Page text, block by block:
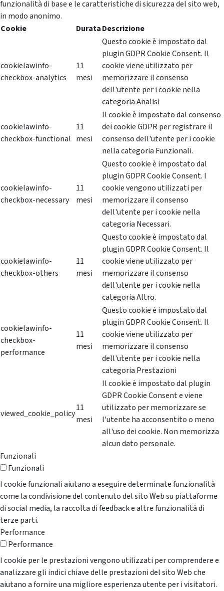
funzionalità di base e le caratteristiche di sicurezza del sito web,
in modo anonimo.
Cookie
DurataDescrizione
cookielawinfo-
checkbox-analytics
11
mesi
Questo cookie è impostato dal
plugin GDPR Cookie Consent. Il
cookie viene utilizzato per
memorizzare il consenso
dell'utente per i cookie nella
categoria Analisi
cookielawinfo-
checkbox-functional
11
mesi
Il cookie è impostato dal consenso
dei cookie GDPR per registrare il
consenso dell'utente per i cookie
nella categoria Funzionali.
cookielawinfo-
checkbox-necessary
11
mesi
Questo cookie è impostato dal
plugin GDPR Cookie Consent. I
cookie vengono utilizzati per
memorizzare il consenso
dell'utente per i cookie nella
categoria Necessari.
cookielawinfo-
checkbox-others
11
mesi
Questo cookie è impostato dal
plugin GDPR Cookie Consent. Il
cookie viene utilizzato per
memorizzare il consenso
dell'utente per i cookie nella
categoria Altro.
cookielawinfo-
checkbox-
performance
11
mesi
Questo cookie è impostato dal
plugin GDPR Cookie Consent. Il
cookie viene utilizzato per
memorizzare il consenso
dell'utente per i cookie nella
categoria Prestazioni
viewed_cookie_policy
11
mesi
Il cookie è impostato dal plugin
GDPR Cookie Consent e viene
utilizzato per memorizzare se
l'utente ha acconsentito o meno
all'uso dei cookie. Non memorizza
alcun dato personale.
Funzionali
Funzionali
I cookie funzionali aiutano a eseguire determinate funzionalità
come la condivisione del contenuto del sito Web su piattaforme
di social media, la raccolta di feedback e altre funzionalità di
terze parti.
Performance
Performance
I cookie per le prestazioni vengono utilizzati per comprendere e
analizzare gli indici chiave delle prestazioni del sito Web che
aiutano a fornire una migliore esperienza utente per i visitatori.